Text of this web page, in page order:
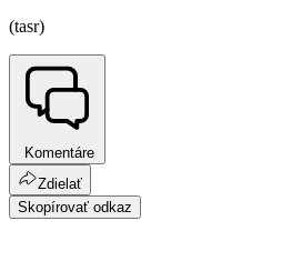
(tasr)
Komentáre
Zdielať
Skopírovať odkaz